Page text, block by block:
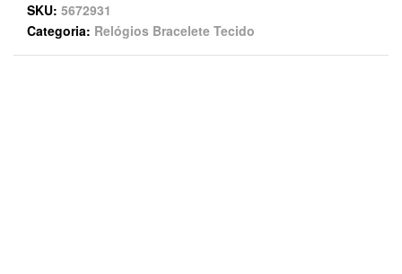
SKU 5672931
Categoria Relógios Bracelete Tecido